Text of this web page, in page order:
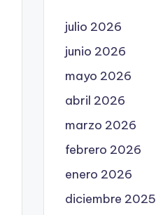
julio 2026
junio 2026
mayo 2026
abril 2026
marzo 2026
febrero 2026
enero 2026
diciembre 2025